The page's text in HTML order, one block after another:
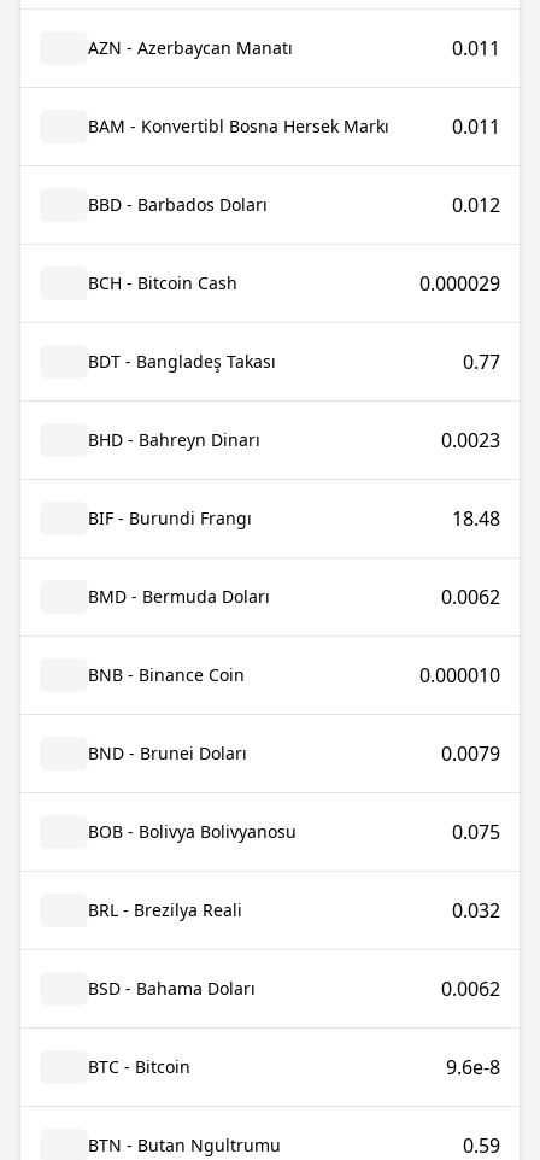
AZN - Azerbaycan Manatı 0.011
BAM - Konvertibl Bosna Hersek Markı 0.011
BBD - Barbados Doları 0.012
BCH - Bitcoin Cash 0.000029
BDT - Bangladeş Takası 0.77
BHD - Bahreyn Dinarı 0.0023
BIF - Burundi Frangı 18.48
BMD - Bermuda Doları 0.0062
BNB - Binance Coin 0.000010
BND - Brunei Doları 0.0079
BOB - Bolivya Bolivyanosu 0.075
BRL - Brezilya Reali 0.032
BSD - Bahama Doları 0.0062
BTC - Bitcoin 9.6e-8
BTN - Butan Ngultrumu 0.59